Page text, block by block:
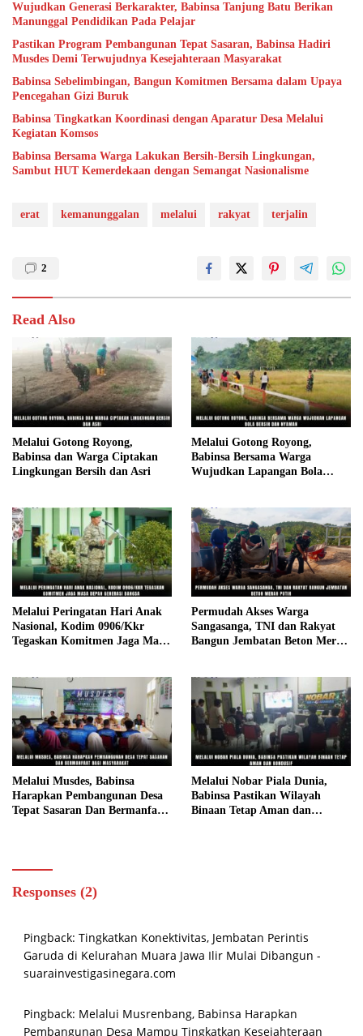
Wujudkan Generasi Berkarakter, Babinsa Tanjung Batu Berikan
Manunggal Pendidikan Pada Pelajar
Pastikan Program Pembangunan Tepat Sasaran, Babinsa Hadiri
Musdes Demi Terwujudnya Kesejahteraan Masyarakat
Babinsa Sebelimbingan, Bangun Komitmen Bersama dalam Upaya
Pencegahan Gizi Buruk
Babinsa Tingkatkan Koordinasi dengan Aparatur Desa Melalui
Kegiatan Komsos
Babinsa Bersama Warga Lakukan Bersih-Bersih Lingkungan,
Sambut HUT Kemerdekaan dengan Semangat Nasionalisme
erat kemanunggalan melalui rakyat terjalin
2
Read Also
Melalui Gotong Royong,
Babinsa dan Warga Ciptakan
Lingkungan Bersih dan Asri
Melalui Gotong Royong,
Babinsa Bersama Warga
Wujudkan Lapangan Bola
Melalui Peringatan Hari Anak
Nasional, Kodim 0906/Kkr
Tegaskan Komitmen Jaga Masa
Permudah Akses Warga
Sangasanga, TNI dan Rakyat
Bangun Jembatan Beton Merah
Melalui Musdes, Babinsa
Harapkan Pembangunan Desa
Tepat Sasaran Dan Bermanfaat
Melalui Nobar Piala Dunia,
Babinsa Pastikan Wilayah
Binaan Tetap Aman dan
Responses (2)
Pingback: Tingkatkan Konektivitas, Jembatan Perintis
Garuda di Kelurahan Muara Jawa Ilir Mulai Dibangun -
suarainvestigasinegara.com
Pingback: Melalui Musrenbang, Babinsa Harapkan
Pembangunan Desa Mampu Tingkatkan Kesejahteraan